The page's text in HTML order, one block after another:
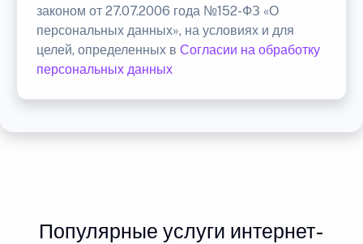
законом от 27.07.2006 года №152-ФЗ «О
персональных данных», на условиях и для
целей, определенных в Согласии на обработку
персональных данных
Популярные услуги интернет-